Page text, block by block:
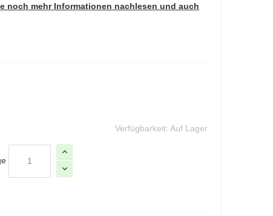
noch mehr Informationen nachlesen und auch
Verfügbarkeit: Auf Lager